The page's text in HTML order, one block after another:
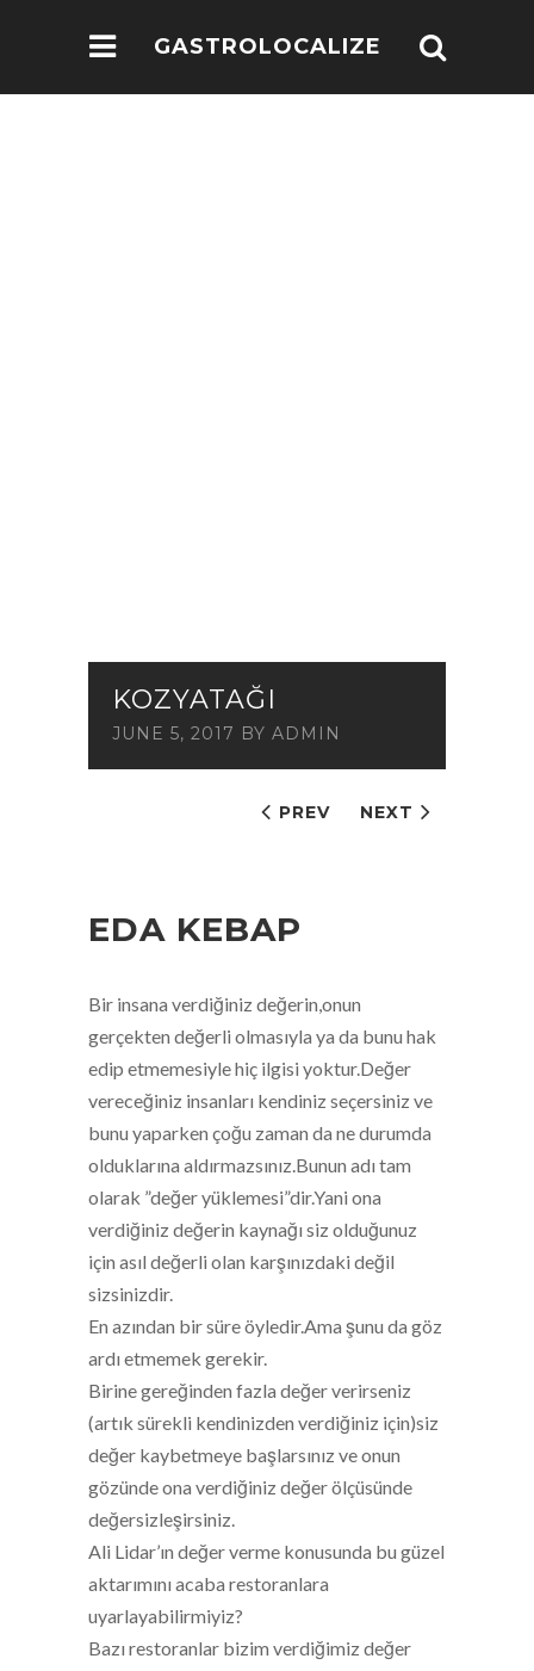
GASTROLOCALIZE
PREV NEXT
KOZYATAĞI
JUNE 5, 2017 BY ADMIN
EDA KEBAP
Bir insana verdiğiniz değerin,onun
gerçekten değerli olmasıyla ya da bunu hak
edip etmemesiyle hiç ilgisi yoktur.Değer
vereceğiniz insanları kendiniz seçersiniz ve
bunu yaparken çoğu zaman da ne durumda
olduklarına aldırmazsınız.Bunun adı tam
olarak ”değer yüklemesi”dir.Yani ona
verdiğiniz değerin kaynağı siz olduğunuz
için asıl değerli olan karşınızdaki değil
sizsinizdir.
En azından bir süre öyledir.Ama şunu da göz
ardı etmemek gerekir.
Birine gereğinden fazla değer verirseniz
(artık sürekli kendinizden verdiğiniz için)siz
değer kaybetmeye başlarsınız ve onun
gözünde ona verdiğiniz değer ölçüsünde
değersizleşirsiniz.
Ali Lidar’ın değer verme konusunda bu güzel
aktarımını acaba restoranlara
uyarlayabilirmiyiz?
Bazı restoranlar bizim verdiğimiz değer